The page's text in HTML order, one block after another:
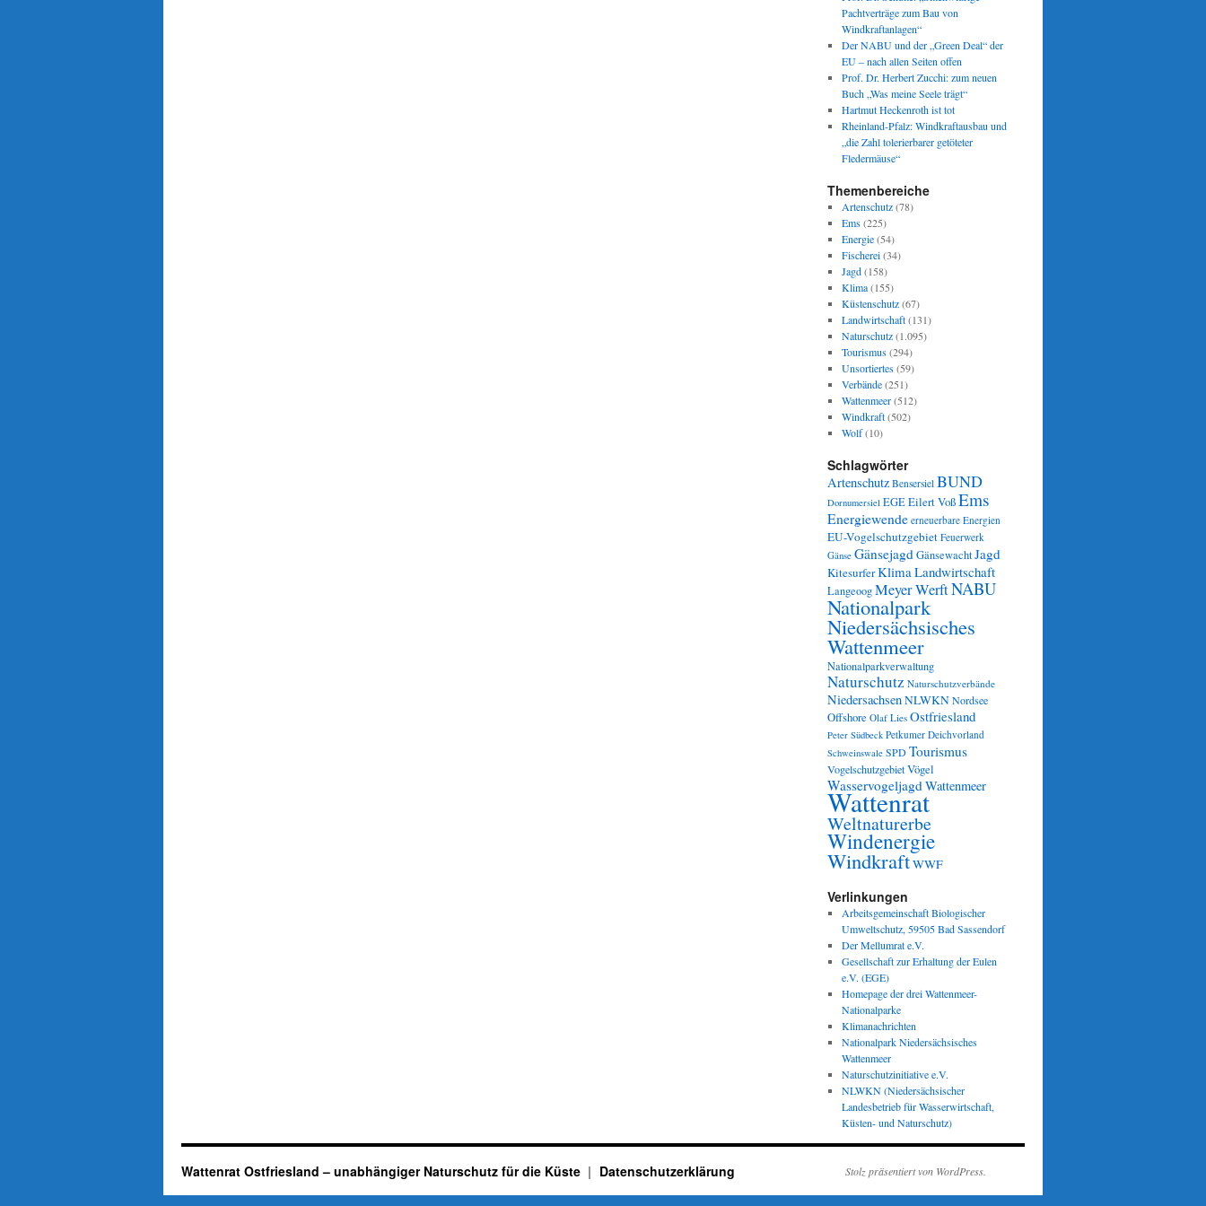
Pachtverträge zum Bau von
Windkraftanlagen“
Der NABU und der „Green Deal“ der
EU – nach allen Seiten offen
Prof. Dr. Herbert Zucchi: zum neuen
Buch „Was meine Seele trägt“
Hartmut Heckenroth ist tot
Rheinland-Pfalz: Windkraftausbau und
„die Zahl tolerierbarer getöteter
Fledermäuse“
Themenbereiche
Artenschutz(78)
Ems(225)
Energie(54)
Fischerei(34)
Jagd(158)
Klima(155)
Küstenschutz(67)
Landwirtschaft(131)
Naturschutz(1.095)
Tourismus(294)
Unsortiertes(59)
Verbände(251)
Wattenmeer(512)
Windkraft(502)
Wolf(10)
Schlagwörter
Artenschutz Bensersiel BUND
Dornumersiel EGEEilert VoßEms
Energiewende erneuerbare Energien
EU-Vogelschutzgebiet Feuerwerk
Gänse GänsejagdGänsewachtJagd
KitesurferKlimaLandwirtschaft
LangeoogMeyer WerftNABU
Nationalpark
Niedersächsisches
Wattenmeer
Nationalparkverwaltung
Naturschutz Naturschutzverbände
NiedersachsenNLWKNNordsee
Offshore Olaf Lies Ostfriesland
Peter Südbeck Petkumer Deichvorland
Schweinswale SPDTourismus
VogelschutzgebietVögel
WasservogeljagdWattenmeer
Wattenrat
Weltnaturerbe
Windenergie
WindkraftWWF
Verlinkungen
Arbeitsgemeinschaft Biologischer
Umweltschutz, 59505 Bad Sassendorf
Der Mellumrat e.V.
Gesellschaft zur Erhaltung der Eulen
e.V. (EGE)
Homepage der drei Wattenmeer-
Nationalparke
Klimanachrichten
Nationalpark Niedersächsisches
Wattenmeer
Naturschutzinitiative e.V.
NLWKN (Niedersächsischer
Landesbetrieb für Wasserwirtschaft,
Küsten- und Naturschutz)
Wattenrat Ostfriesland – unabhängiger Naturschutz für die Küste Datenschutzerklärung Stolz präsentiert von WordPress.